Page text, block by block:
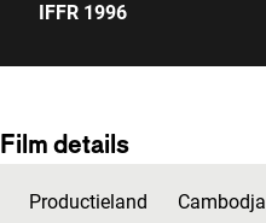
IFFR 1996
Film details
Productieland Cambodja